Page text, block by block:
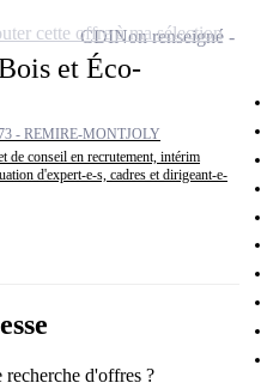
et Éco-
- REMIRE-MONTJOLY
de conseil en recrutement, intérim
d'expert-e-s, cadres et dirigeant-e-
CDINon renseigné
cette offre à ma sélection
recherche d'offres ?